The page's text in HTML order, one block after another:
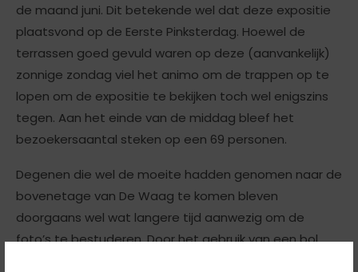
de maand juni. Dit betekende wel dat deze expositie
plaatsvond op de Eerste Pinksterdag. Hoewel de
terrassen goed gevuld waren op deze (aanvankelijk)
zonnige zondag viel het animo om de trappen op te
lopen om de expositie te bekijken toch wel enigszins
tegen. Aan het einde van de middag bleef het
bezoekersaantal steken op een 69 personen.
Degenen die wel de moeite hadden genomen naar de
bovenetage van De Waag te komen bleven
doorgaans wel wat langere tijd aanwezig om de
foto’s te bestuderen. Door het gebruik van een bol